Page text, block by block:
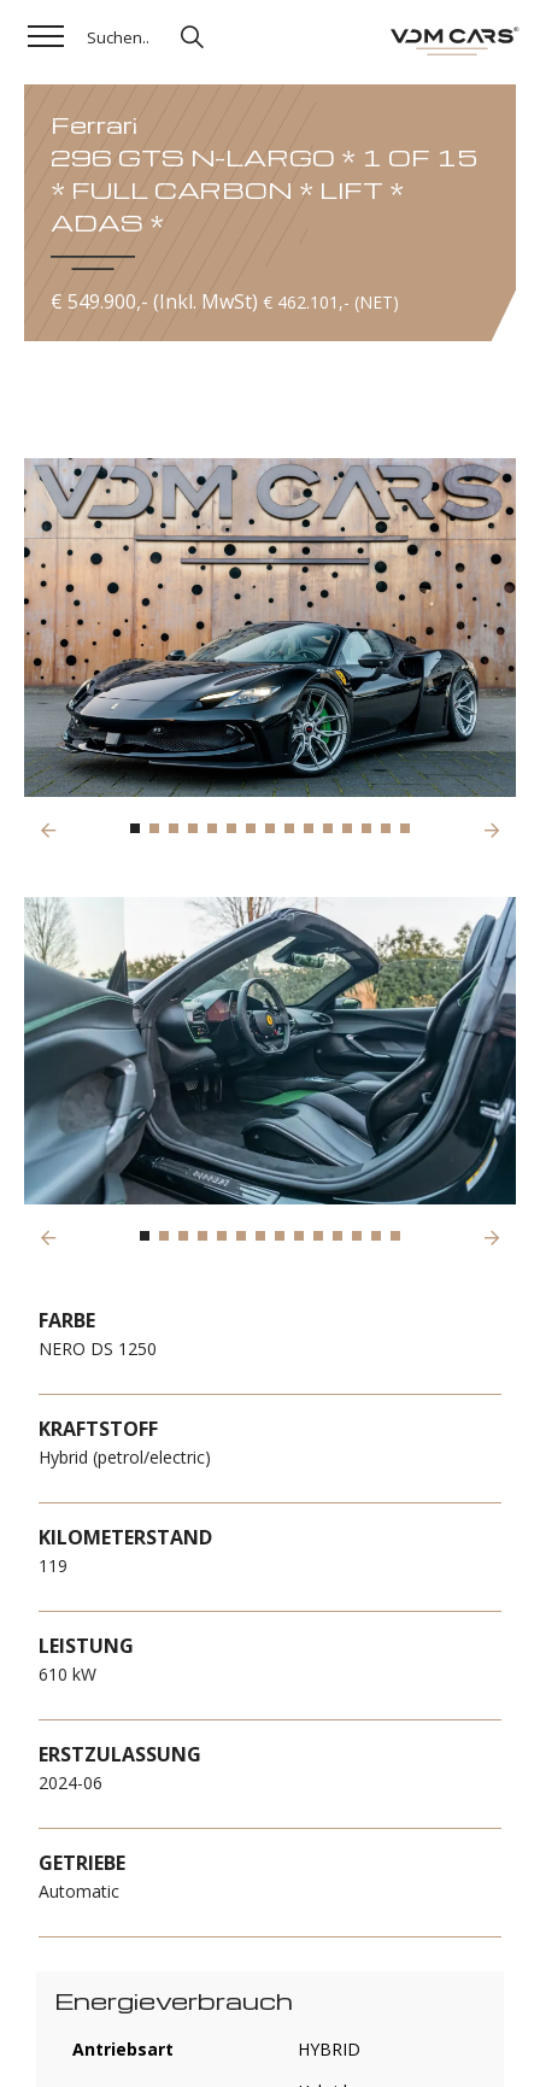
Ferrari
296 GTS N-LARGO * 1 OF 15
* FULL CARBON * LIFT *
ADAS *
€ 549.900,- (Inkl. MwSt) € 462.101,- (NET)
Previous Next
Previous Next
FARBE
NERO DS 1250
KRAFTSTOFF
Hybrid (petrol/electric)
KILOMETERSTAND
119
LEISTUNG
610 kW
ERSTZULASSUNG
2024-06
GETRIEBE
Automatic
Energieverbrauch
Antriebsart HYBRID